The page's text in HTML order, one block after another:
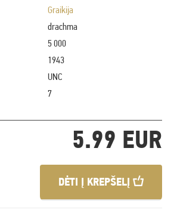
Graikija
drachma
5 000
1943
UNC
7
5.99 EUR
DĖTI Į KREPŠELĮ